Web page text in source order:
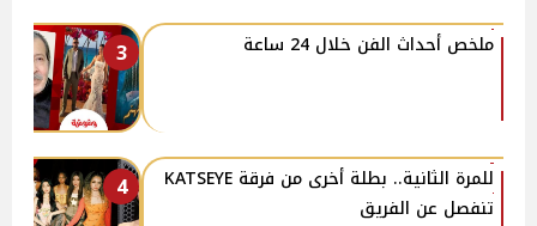
3 ملخص أحداث الفن خلال 24 ساعة
4
للمرة الثانية.. بطلة أخرى من فرقة KATSEYE
تنفصل عن الفريق